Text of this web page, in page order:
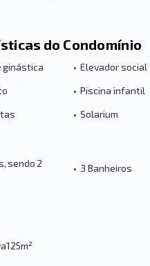
do Condomínio
ginástica • Elevador social
• Piscina infantil
• Solarium
sendo 2
• 3 Banheiros
125m²